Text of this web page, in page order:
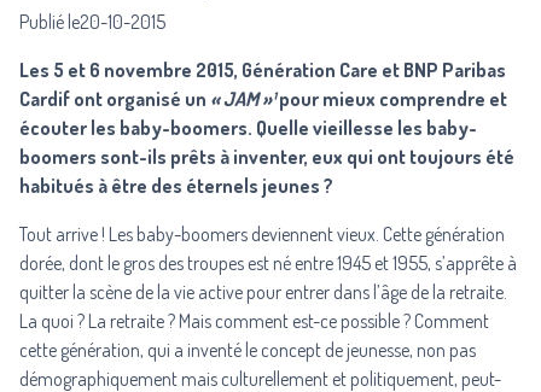
Publié le20-10-2015
Les 5 et 6 novembre 2015, Génération Care et BNP Paribas
Cardif ont organisé un « JAM »¹pour mieux comprendre et
écouter les baby-boomers. Quelle vieillesse les baby-
boomers sont-ils prêts à inventer, eux qui ont toujours été
habitués à être des éternels jeunes ?
Tout arrive ! Les baby-boomers deviennent vieux. Cette génération
dorée, dont le gros des troupes est né entre 1945 et 1955, s’apprête à
quitter la scène de la vie active pour entrer dans l’âge de la retraite.
La quoi ? La retraite ? Mais comment est-ce possible ? Comment
cette génération, qui a inventé le concept de jeunesse, non pas
démographiquement mais culturellement et politiquement, peut-